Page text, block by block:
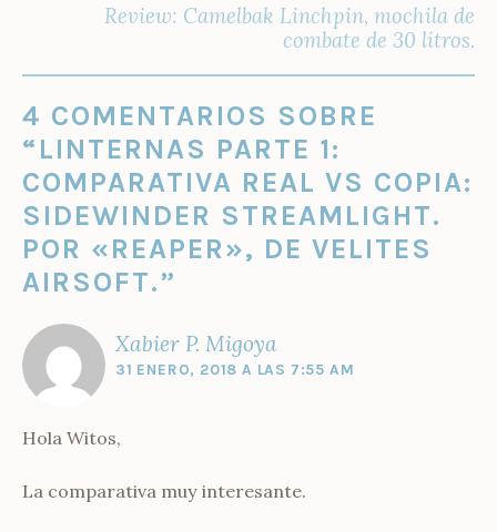
Review: Camelbak Linchpin, mochila de
combate de 30 lítros.
4 COMENTARIOS SOBRE
“ LINTERNAS PARTE 1:
COMPARATIVA REAL VS COPIA:
SIDEWINDER STREAMLIGHT.
POR «REAPER», DE VELITES
AIRSOFT.”
Xabier P. Migoya
31 ENERO, 2018 A LAS 7:55 AM
Hola Witos,
La comparativa muy interesante.